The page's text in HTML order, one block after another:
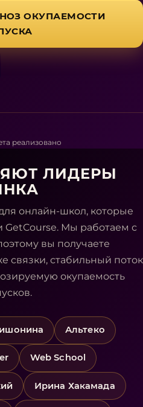
ОКУПАЕМОСТИ
реализовано
ЛИДЕРЫ
онлайн-школ, которые
GetCourse. Мы работаем с
вы получаете
связки, стабильный поток
окупаемость
Альтеко
Web School
Ирина Хакамада